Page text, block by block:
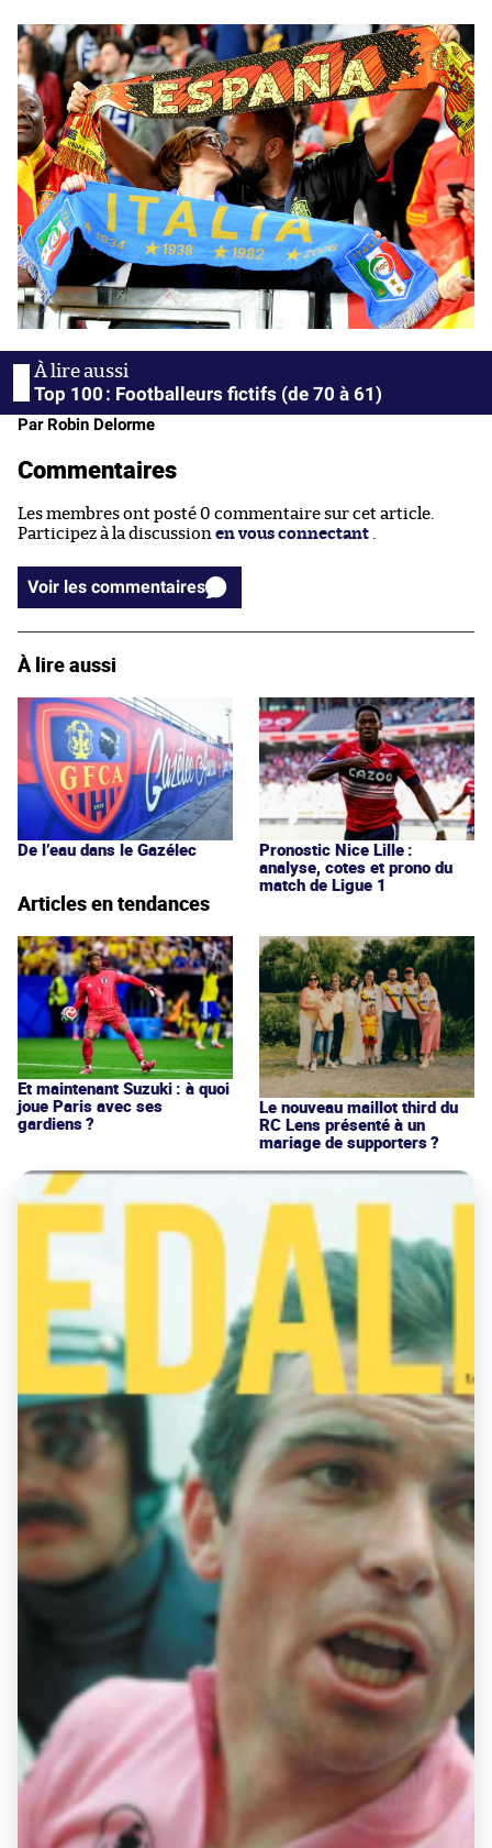
Top 100 : Footballeurs fictifs (de 70 à 61)
Par Robin Delorme
Commentaires
Les membres ont posté 0 commentaire sur cet article.
Participez à la discussion en vous connectant .
Voir les commentaires
À lire aussi
De l’eau dans le Gazélec
Pronostic Nice Lille :
analyse, cotes et prono du
match de Ligue 1
Articles en tendances
Et maintenant Suzuki : à quoi
joue Paris avec ses
gardiens ?
Le nouveau maillot third du
RC Lens présenté à un
mariage de supporters ?